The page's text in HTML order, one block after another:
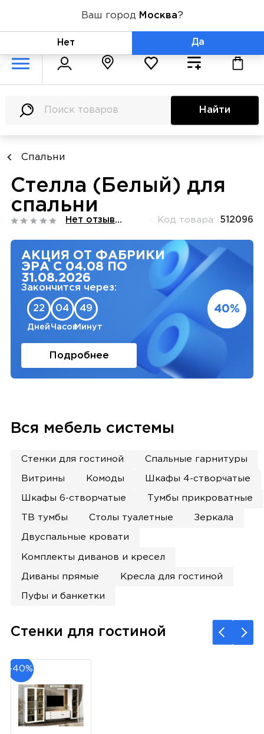
+7 (800) 775-71-06
Найти
Спальни
Стелла (Белый) для
спальни
Код товара: 512096
Нет отзывов
40%
АКЦИЯ ОТ ФАБРИКИ
ЭРА С 04.08 ПО
31.08.2026
Закончится через:
22 04 49
Дней ЧасовМинут
Подробнее
Вся мебель системы
Стенки для гостиной Спальные гарнитуры
Витрины Комоды Шкафы 4-створчатые
Шкафы 6-створчатые Тумбы прикроватные
ТВ тумбы Столы туалетные Зеркала
Двуспальные кровати
Комплекты диванов и кресел
Диваны прямые Кресла для гостиной
Пуфы и банкетки
Стенки для гостиной
-40%
Ваш город Москва?
Нет Да